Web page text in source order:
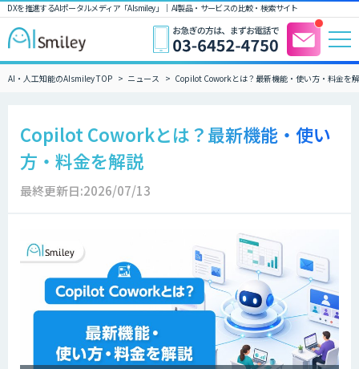
DXを推進するAIポータルメディア「AIsmiley」｜ AI製品・サービスの比較・検索サイト
AI・人工知能のAIsmiley TOP ニュース Copilot Coworkとは？最新機能・使い方・料金を
Copilot Coworkとは？最新機能・使い
方・料金を解説
最終更新日:2026/07/13